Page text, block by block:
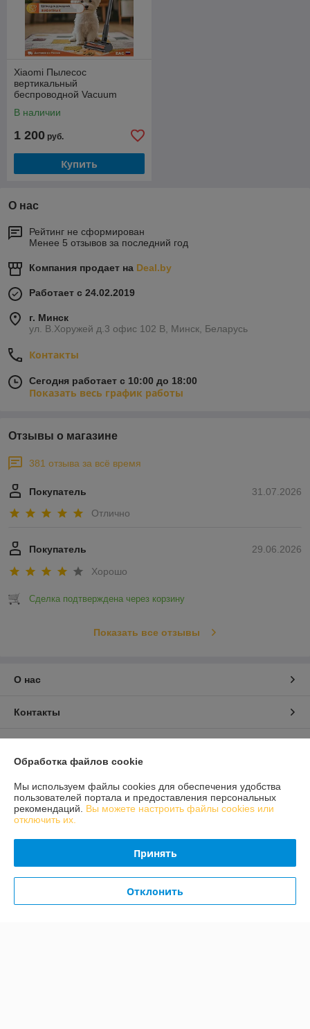
Xiaomi Пылесос
вертикальный
беспроводной Vacuum
В наличии
1 200 руб.
Купить
О нас
Рейтинг не сформирован
Менее 5 отзывов за последний год
Компания продает на Deal.by
Работает с 24.02.2019
г. Минск
ул. В.Хоружей д.3 офис 102 В, Минск, Беларусь
Контакты
Сегодня работает с 10:00 до 18:00
Показать весь график работы
Отзывы о магазине
381 отзыва за всё время
31.07.2026
Покупатель
Отлично
29.06.2026
Покупатель
Хорошо
Сделка подтверждена через корзину
Показать все отзывы
О нас
Контакты
Полная версия сайта
Политика обработки cookies
Сайт создан на платформе Deal.by
Обработка файлов cookie
Мы используем файлы cookies для обеспечения удобства
пользователей портала и предоставления персональных
рекомендаций. Вы можете настроить файлы cookies или
отключить их.
Принять
Отклонить